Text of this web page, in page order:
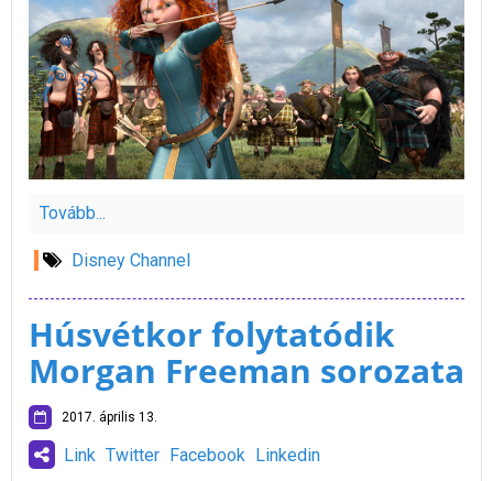
Tovább...
Disney Channel
Húsvétkor folytatódik
Morgan Freeman sorozata
2017. április 13.
Link Twitter Facebook Linkedin